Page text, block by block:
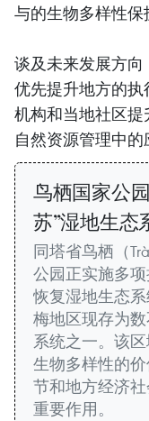
与的生物多样性保
谈及未来发展方
优先提升地方的
机构和当地社区
自然资源管理中的
鸟栖国家公
苏”湿地生态
同塔省鸟栖（
公园正实施多
恢复湿地生态
梅地区现存为
系统之一。该
生物多样性的
节和地方经济
重要作用。